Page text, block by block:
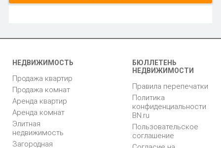
НЕДВИЖИМОСТЬ
Продажа квартир
Продажа комнат
Аренда квартир
Аренда комнат
Элитная
недвижимость
Загородная
БЮЛЛЕТЕНЬ
НЕДВИЖИМОСТИ
Правила перепечатки
Политика
конфиденциальности
BN.ru
Пользовательское
соглашение